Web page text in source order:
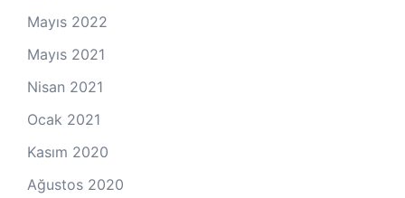
Mayıs 2022
Mayıs 2021
Nisan 2021
Ocak 2021
Kasım 2020
Ağustos 2020